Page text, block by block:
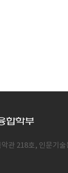
관 218호, 인문기